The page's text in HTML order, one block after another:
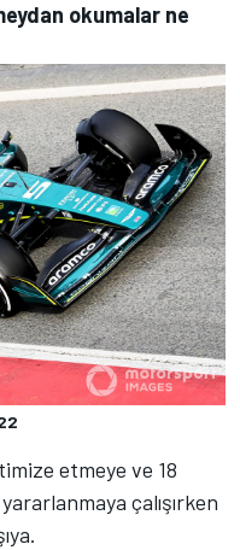
okumalar ne
etmeye ve 18
çalışırken